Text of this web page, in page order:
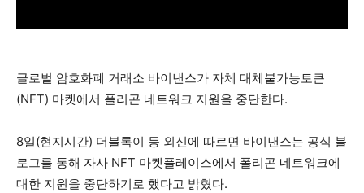
글로벌 암호화폐 거래소 바이낸스가 자체 대체불가능토큰
(NFT) 마켓에서 폴리곤 네트워크 지원을 중단한다.
8일(현지시간) 더블록이 등 외신에 따르면 바이낸스는 공식 블
로그를 통해 자사 NFT 마켓플레이스에서 폴리곤 네트워크에
대한 지원을 중단하기로 했다고 밝혔다.